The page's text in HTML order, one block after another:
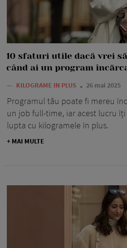
10 sfaturi utile dacă vrei
când ai un program
— KILOGRAME IN PLUS 26 mai 2025
Programul tău poate fi mereu
un job full-time, iar acest lucru
lupta cu kilogramele în plus.
+ MAI MULTE